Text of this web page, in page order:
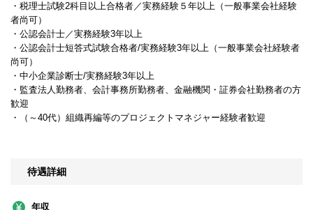
・税理士試験2科目以上合格者／実務経験５年以上（一般事業会社経験
者尚可）
・公認会計士／実務経験3年以上
・公認会計士短答式試験合格者/実務経験3年以上（一般事業会社経験者
尚可）
・中小企業診断士/実務経験3年以上
・監査法人勤務者、会計事務所勤務者、金融機関・証券会社勤務者の方
歓迎
・（～40代）組織再編等のプロジェクトマネジャー経験者歓迎
待遇詳細
年収